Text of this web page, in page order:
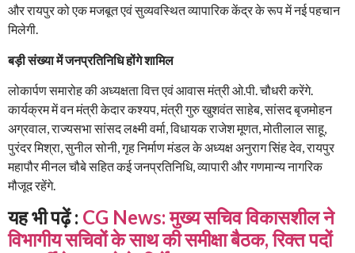
और रायपुर को एक मजबूत एवं सुव्यवस्थित व्यापारिक केंद्र के रूप में नई पहचान
मिलेगी.
बड़ी संख्या में जनप्रतिनिधि होंगे शामिल
लोकार्पण समारोह की अध्यक्षता वित्त एवं आवास मंत्री ओ.पी. चौधरी करेंगे.
कार्यक्रम में वन मंत्री केदार कश्यप, मंत्री गुरु खुशवंत साहेब, सांसद बृजमोहन
अग्रवाल, राज्यसभा सांसद लक्ष्मी वर्मा, विधायक राजेश मूणत, मोतीलाल साहू,
पुरंदर मिश्रा, सुनील सोनी, गृह निर्माण मंडल के अध्यक्ष अनुराग सिंह देव, रायपुर
महापौर मीनल चौबे सहित कई जनप्रतिनिधि, व्यापारी और गणमान्य नागरिक
मौजूद रहेंगे.
यह भी पढ़ें : CG News: मुख्य सचिव विकासशील ने
विभागीय सचिवों के साथ की समीक्षा बैठक, रिक्त पदों